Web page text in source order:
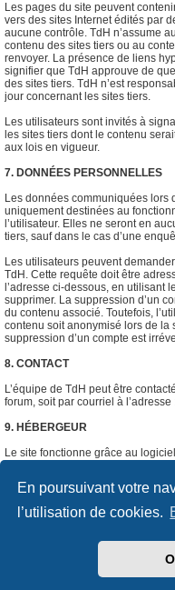
En poursuivant votre
l’utilisation de cookies.
Les pages du site peuvent
vers des sites Internet édités par
aucune contrôle. TdH n’assume
contenu des sites tiers ou au
renvoyer. La présence de liens
signifier que TdH approuve de
des sites tiers. TdH n’est
jour concernant les sites tiers.
Les utilisateurs sont invités à
les sites tiers dont le contenu
aux lois en vigueur.
7. DONNÉES PERSONNELLES
Les données communiquées lors
uniquement destinées au
l’utilisateur. Elles ne seront en
tiers, sauf dans le cas d’une
Les utilisateurs peuvent
TdH. Cette requête doit être
l’adresse ci-dessous, en utilisant
supprimer. La suppression d’un
du contenu associé. Toutefois,
contenu soit anonymisé lors de la
suppression d’un compte est
8. CONTACT
L’équipe de TdH peut être
forum, soit par courriel à l’adresse
9. HÉBERGEUR
Le site fonctionne grâce au
France.
phpBB